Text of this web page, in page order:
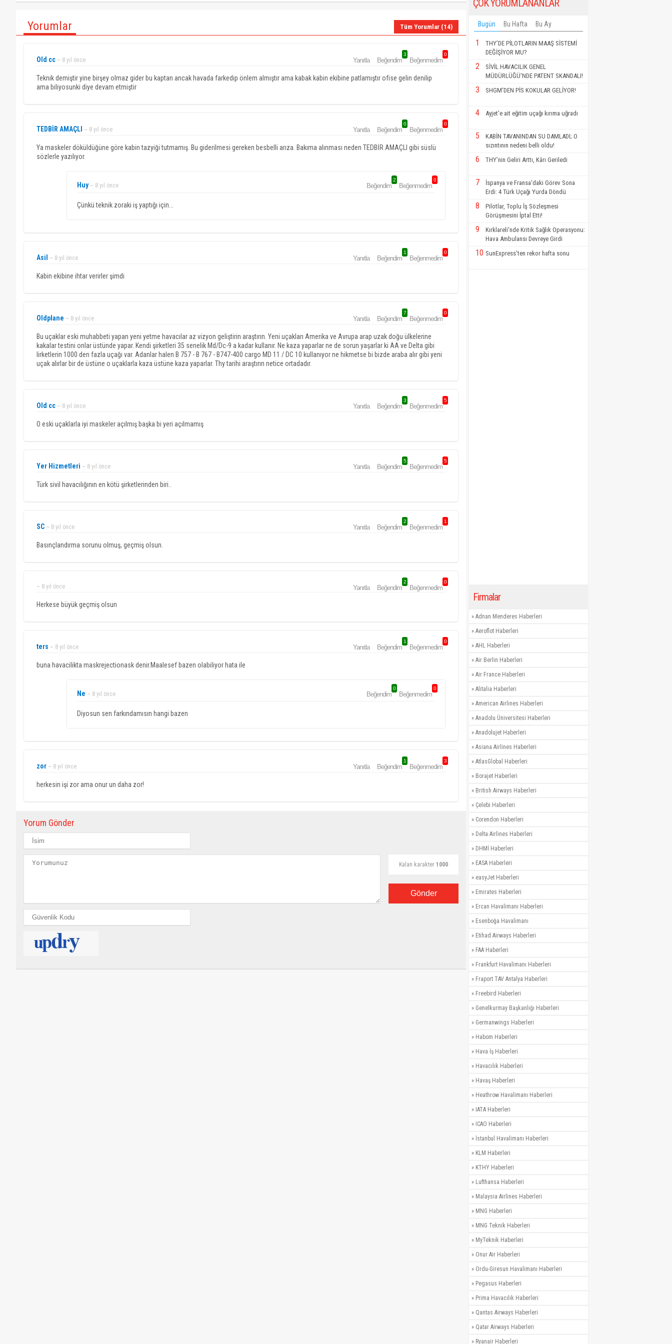
Yorumlar Tüm Yorumlar (14)
Old cc ~ 8 yıl önce Yanıtla Beğendim
3
Beğenmedim
0
Teknik demiştir yine birşey olmaz gider bu kaptan ancak havada farkedip önlem almıştır ama kabak kabin ekibine patlamıştır ofise gelin denilip
ama biliyosunki diye devam etmiştir
TEDBİR AMAÇLI ~ 8 yıl önce Yanıtla Beğendim
0
Beğenmedim
0
Ya maskeler döküldüğüne göre kabin tazyiği tutmamış. Bu giderilmesi gereken besbelli arıza. Bakıma alınması neden TEDBİR AMAÇLI gibi süslü
sözlerle yazılıyor.
Huy ~ 8 yıl önce Beğendim
2
Beğenmedim
0
Çünkü teknik zoraki iş yaptığı için...
Asil ~ 8 yıl önce Yanıtla Beğendim
1
Beğenmedim
0
Kabin ekibine ihtar verirler şimdi
Oldplane ~ 8 yıl önce Yanıtla Beğendim
7
Beğenmedim
0
Bu uçaklar eski muhabbeti yapan yeni yetme havacılar az vizyon geliştirin araştırın. Yeni uçakları Amerika ve Avrupa arap uzak doğu ülkelerine
kakalar testini onlar üstünde yapar. Kendi şirketleri 35 senelik Md/Dc-9 a kadar kullanır. Ne kaza yaparlar ne de sorun yaşarlar ki AA ve Delta gibi
lirketlerin 1000 den fazla uçağı var. Adanlar halen B 757 - B 767 - B747-400 cargo MD 11 / DC 10 kullanıyor ne hikmetse bi bizde araba alır gibi yeni
uçak alırlar bir de üstüne o uçaklarla kaza üstüne kaza yaparlar. Thy tarihi araştırın netice ortadadır.
Old cc ~ 8 yıl önce Yanıtla Beğendim
3
Beğenmedim
5
O eski uçaklarla iyi maskeler açılmış başka bi yeri açılmamış
Yer Hizmetleri ~ 8 yıl önce Yanıtla Beğendim
5
Beğenmedim
5
Türk sivil havacılığının en kötü şirketlerinden biri..
SC ~ 8 yıl önce Yanıtla Beğendim
2
Beğenmedim
1
Basınçlandırma sorunu olmuş, geçmiş olsun.
~ 8 yıl önce Yanıtla Beğendim
2
Beğenmedim
0
Herkese büyük geçmiş olsun
ters ~ 8 yıl önce Yanıtla Beğendim
1
Beğenmedim
0
buna havacilikta maskrejectionask denir.Maalesef bazen olabiliyor hata ile
Ne ~ 8 yıl önce Beğendim
0
Beğenmedim
0
Diyosun sen farkındamısın hangi bazen
zor ~ 8 yıl önce Yanıtla Beğendim
1
Beğenmedim
3
herkesin işi zor ama onur un daha zor!
Yorum Gönder
Kalan karakter 1000
Gönder
ÇOK YORUMLANANLAR
Bugün Bu Hafta Bu Ay
1
THY’DE PİLOTLARIN MAAŞ SİSTEMİ
DEĞİŞİYOR MU?
2
SİVİL HAVACILIK GENEL
MÜDÜRLÜĞÜ'NDE PATENT SKANDALI!
3 SHGM'DEN PİS KOKULAR GELİYOR!
4 Ayjet'e ait eğitim uçağı kırıma uğradı
5
KABİN TAVANINDAN SU DAMLADI; O
sızıntının nedeni belli oldu!
6 THY’nin Geliri Arttı, Kârı Geriledi
7
İspanya ve Fransa'daki Görev Sona
Erdi: 4 Türk Uçağı Yurda Döndü
8
Pilotlar, Toplu İş Sözleşmesi
Görüşmesini İptal Etti!
9
Kırklareli'nde Kritik Sağlık Operasyonu:
Hava Ambulansı Devreye Girdi
10 SunExpress’ten rekor hafta sonu
Firmalar
» Adnan Menderes Haberleri
» Aeroflot Haberleri
» AHL Haberleri
» Air Berlin Haberleri
» Air France Haberleri
» Alitalia Haberleri
» American Airlines Haberleri
» Anadolu Üniversitesi Haberleri
» Anadolujet Haberleri
» Asiana Airlines Haberleri
» AtlasGlobal Haberleri
» Borajet Haberleri
» British Airways Haberleri
» Çelebi Haberleri
» Corendon Haberleri
» Delta Airlines Haberleri
» DHMİ Haberleri
» EASA Haberleri
» easyJet Haberleri
» Emirates Haberleri
» Ercan Havalimanı Haberleri
» Esenboğa Havalimanı
» Etihad Airways Haberleri
» FAA Haberleri
» Frankfurt Havalimanı Haberleri
» Fraport TAV Antalya Haberleri
» Freebird Haberleri
» Genelkurmay Başkanlığı Haberleri
» Germanwings Haberleri
» Habom Haberleri
» Hava İş Haberleri
» Havacılık Haberleri
» Havaş Haberleri
» Heathrow Havalimanı Haberleri
» IATA Haberleri
» ICAO Haberleri
» İstanbul Havalimanı Haberleri
» KLM Haberleri
» KTHY Haberleri
» Lufthansa Haberleri
» Malaysia Airlines Haberleri
» MNG Haberleri
» MNG Teknik Haberleri
» MyTeknik Haberleri
» Onur Air Haberleri
» Ordu-Giresun Havalimanı Haberleri
» Pegasus Haberleri
» Prima Havacılık Haberleri
» Qantas Airways Haberleri
» Qatar Airways Haberleri
» Ryanair Haberleri